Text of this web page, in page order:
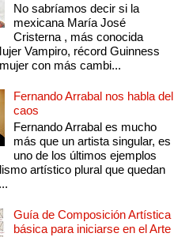
No sabríamos decir si la
mexicana María José
Cristerna , más conocida
Vampiro, récord Guinness
con más cambi...
Fernando Arrabal nos habla del
caos
Fernando Arrabal es mucho
más que un artista singular, es
uno de los últimos ejemplos
artístico plural que quedan
Guía de Composición Artística
básica para iniciarse en el Arte